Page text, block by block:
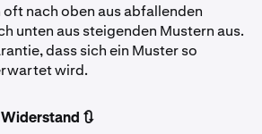
nach oben aus abfallenden
unten aus steigenden Mustern aus.
dass sich ein Muster so
wird.
🔃